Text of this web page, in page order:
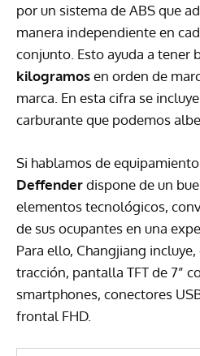
por un sistema de ABS que
manera independiente en
conjunto. Esto ayuda a tener
kilogramosen orden de
marca. En esta cifra se
carburante que podemos
Si hablamos de
Deffenderdispone de un
elementos tecnológicos,
de sus ocupantes en una
Para ello, Changjiang
tracción, pantalla TFT de 7”
smartphones, conectores
frontal FHD.